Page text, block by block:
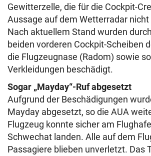
Gewitterzelle, die für die Cockpit-
Aussage auf dem Wetterradar
Nach aktuellem Stand wurden
beiden vorderen Cockpit-Scheiben
die Flugzeugnase (Radom) sowie
Verkleidungen beschädigt.
Sogar „Mayday“-Ruf abgesetzt
Aufgrund der Beschädigungen
Mayday abgesetzt, so die AUA
Flugzeug konnte sicher am
Schwechat landen. Alle auf dem
Passagiere blieben unverletzt. Das